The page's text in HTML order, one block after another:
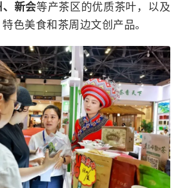
、新会等产茶区的优质茶叶，以及
色美食和茶周边文创产品。